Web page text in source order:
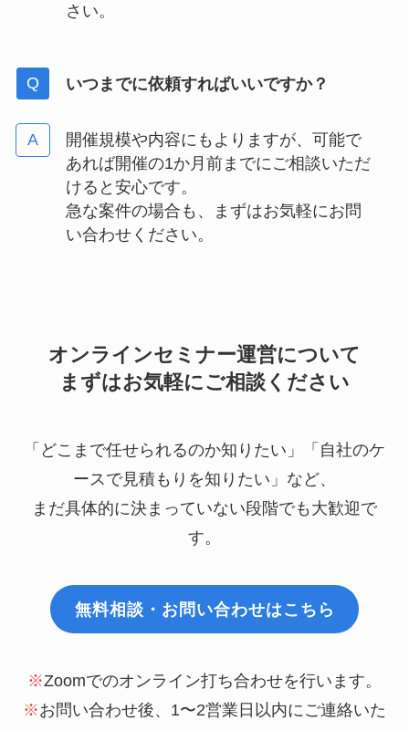
さい。
いつまでに依頼すればいいですか？
開催規模や内容にもよりますが、可能で
あれば開催の1か月前までにご相談いただ
けると安心です。
急な案件の場合も、まずはお気軽にお問
い合わせください。
オンラインセミナー運営について
まずはお気軽にご相談ください
「どこまで任せられるのか知りたい」「自社のケ
ースで見積もりを知りたい」など、
まだ具体的に決まっていない段階でも大歓迎で
す。
無料相談・お問い合わせはこちら
※Zoomでのオンライン打ち合わせを行います。
※お問い合わせ後、1〜2営業日以内にご連絡いた